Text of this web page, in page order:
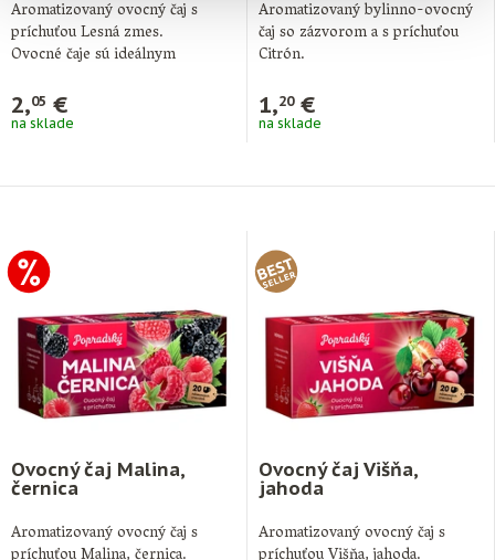
Aromatizovaný ovocný čaj s
príchuťou Lesná zmes.
Ovocné čaje sú ideálnym
…
2,05 €
na sklade
Aromatizovaný bylinno-ovocný
čaj so zázvorom a s príchuťou
Citrón.
doplnkom pitného …
1,20€
na sklade
Ovocný čaj Malina,
černica
Aromatizovaný ovocný čaj s
Ovocný čaj Višňa,
jahoda
Aromatizovaný ovocný čaj s